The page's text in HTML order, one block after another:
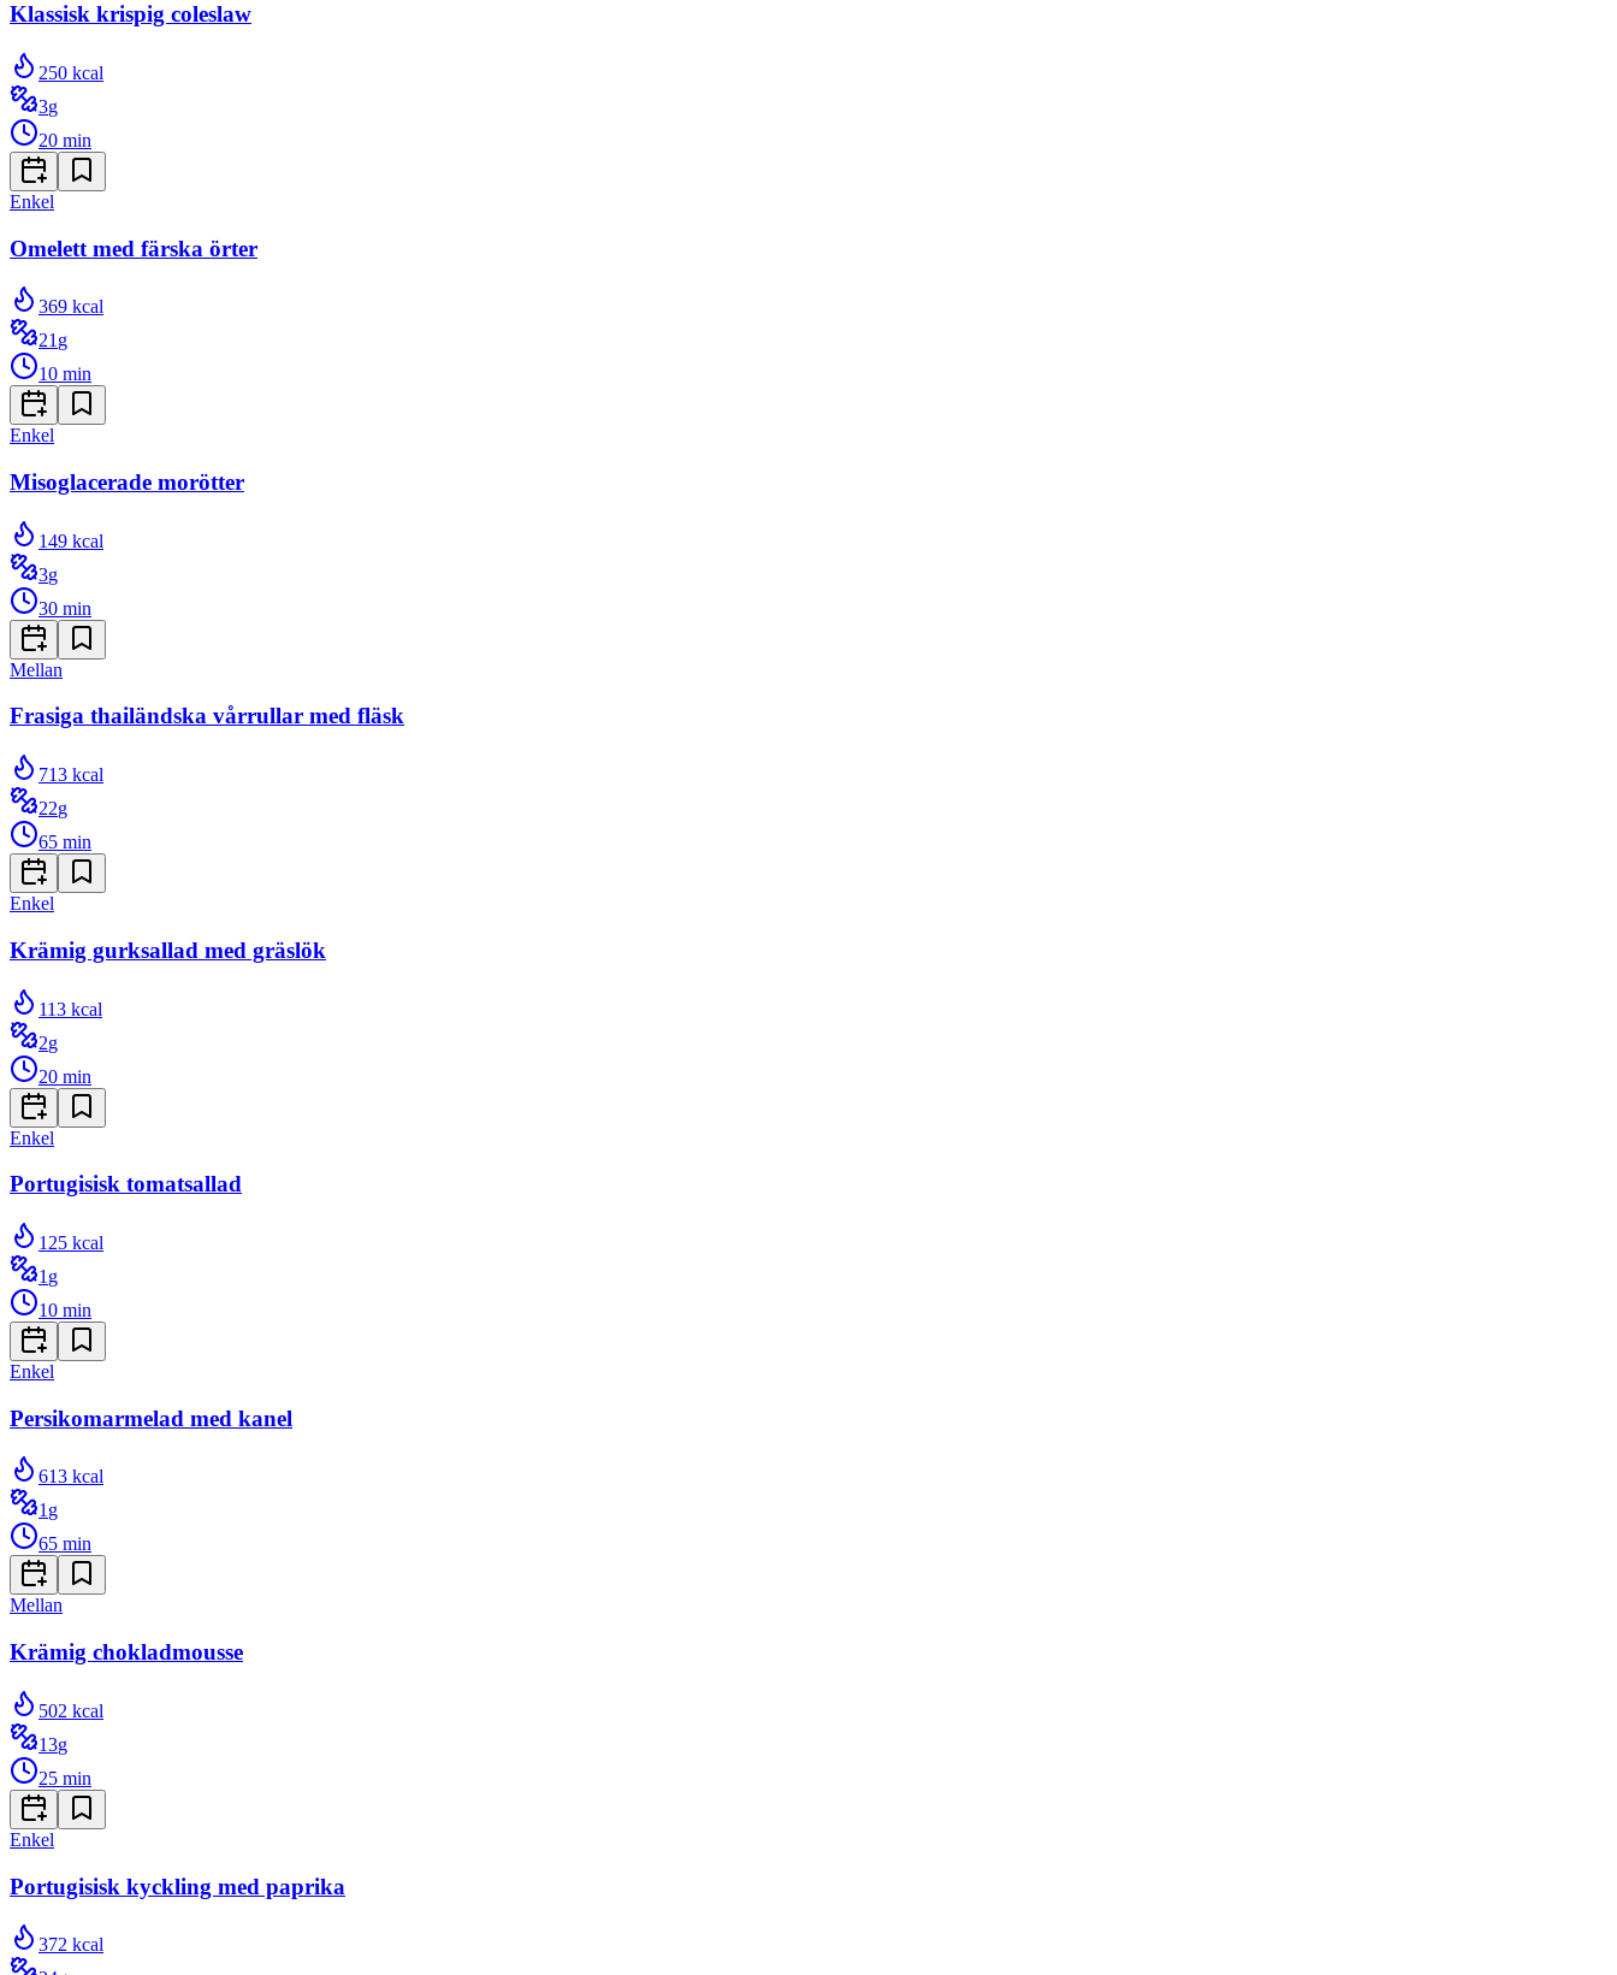
Klassisk krispig coleslaw
250 kcal
3g
20 min
Enkel
Omelett med färska örter
369 kcal
21 g
10 min
Enkel
Misoglacerade morötter
149 kcal
3g
30 min
Mellan
Frasiga thailändska vårrullar med fläsk
713 kcal
22g
65 min
Enkel
Krämig gurksallad med gräslök
113 kcal
2g
20 min
Enkel
Portugisisk tomatsallad
125 kcal
1 g
10 min
Enkel
Persikomarmelad med kanel
613 kcal
1g
65 min
Mellan
Krämig chokladmousse
502 kcal
13g
25 min
Enkel
Portugisisk kyckling med paprika
372 kcal